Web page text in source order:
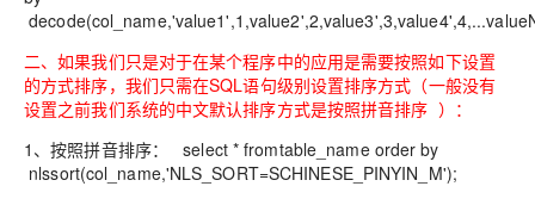
二、如果我们只是对于在某个程序中的应用是需要按照如下设置
的方式排序，我们只需在SQL语句级别设置排序方式（一般没有
设置之前我们系统的中文默认排序方式是按照拼音排序 ）：
1、按照拼音排序： select * fromtable_name order by
nlssort(col_name,'NLS_SORT=SCHINESE_PINYIN_M');